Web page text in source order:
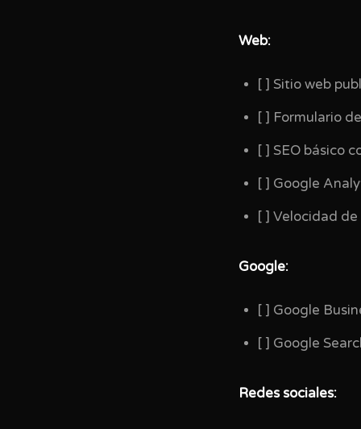
Web:
[ ] Sitio web
[ ] Formulario
[ ] SEO básico
[ ] Google
[ ] Velocidad
Google:
[ ] Google
[ ] Google
Redes sociales: